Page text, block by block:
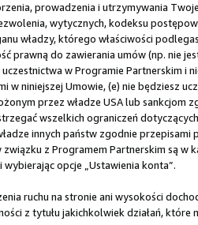
prowadzenia i utrzymywania
wytycznych, kodeksu
władzy, którego właściwości
prawną do zawierania umów (np. nie
w Programie Partnerskim i
niniejszej Umowie, (e) nie będziesz
przez władze USA lub sankcjom
wszelkich ograniczeń
innych państw zgodnie
z Programem Partnerskim są w
opcje „Ustawienia konta”.
ruchu na stronie ani wysokości
z tytułu jakichkolwiek działań, które